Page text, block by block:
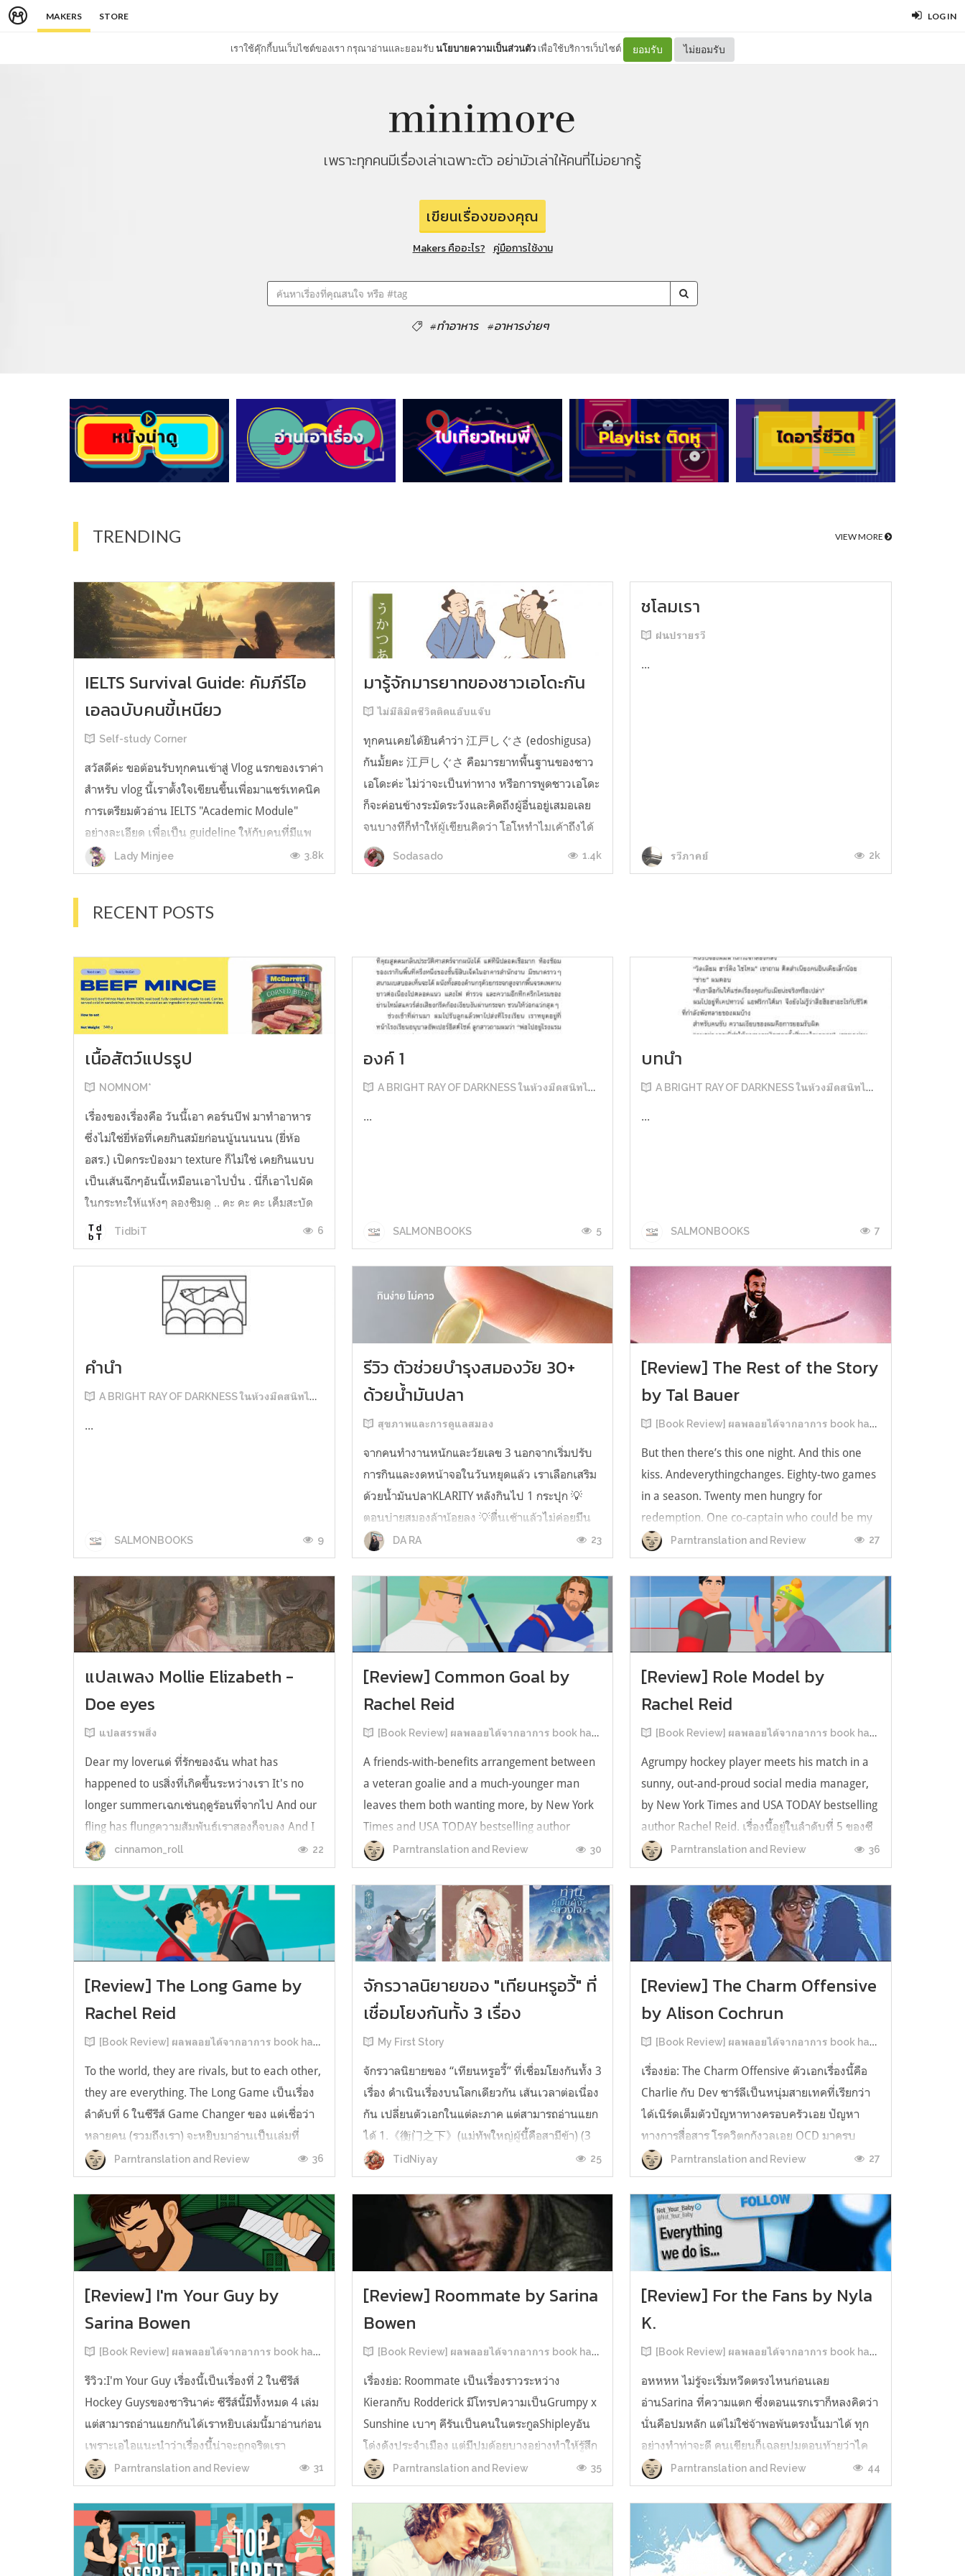
MAKERS STORE LOG IN
เราใช้คุ๊กกี้บนเว็บไซต์ของเรา กรุณาอ่านและยอมรับนโยบายความเป็นส่วนตัว เพื่อใช้บริการเว็บไซต์ ยอมรับ ไม่ยอมรับ
เพราะทุกคนมีเรื่องเล่าเฉพาะตัว อย่ามัวเล่าให้คนที่ไม่อยากรู้
เขียนเรื่องของคุณ
Makers คืออะไร? คู่มือการใช้งาน
#ทำอาหาร #อาหารง่ายๆ
TRENDING VIEW MORE
IELTS Survival Guide: คัมภีร์ไอ
เอลฉบับคนขี้เหนียว
Self-study Corner
สวัสดีค่ะ ขอต้อนรับทุกคนเข้าสู่ Vlog แรกของเราค่า
สำหรับ vlog นี้เราตั้งใจเขียนขึ้นเพื่อมาแชร์เทคนิค
การเตรียมตัวอ่าน IELTS "Academic Module"
อย่างละเอียด เพื่อเป็น guideline ให้กับคนที่มีแพ
ลนจะสอบแต่ไม่รู้ต้องเริ่มตรงไหน หรืออยากจะได้
ข้อมูลเพิ่มเติมมาเสริมความมั่นใจจากที่ตัวเองเรียน
Lady Minjee 3.8k
มารู้จักมารยาทของชาวเอโดะกัน
ไม่มีลิมิตชีวิตติดแอ๊บแจ๊บ
ทุกคนเคยได้ยินคำว่า 江戸しぐさ (edoshigusa)
กันมั้ยคะ 江戸しぐさ คือมารยาทพื้นฐานของชาว
เอโดะค่ะ ไม่ว่าจะเป็นท่าทาง หรือการพูดชาวเอโดะ
ก็จะค่อนข้างระมัดระวังและคิดถึงผู้อื่นอยู่เสมอเลย
จนบางทีก็ทำให้ผู้เขียนคิดว่า โอโหทำไมเค้าถึงได้
คิดถึงคนอื่นได้ขนาดนี้นะอยากรู้มั้ยคะว่าชาวเอโดะ
มารยาทดีขนาดไหน มาลองอ่านกันได้เ...
Sodasado 1.4k
ชโลมเรา
ฝนปรายรวี
...
รวีภาคย์ 2k
RECENT POSTS
เนื้อสัตว์แปรรูป
NOMNOM*
เรื่องของเรื่องคือ วันนี้เอา คอร์นบีฟ มาทำอาหาร
ซึ่งไม่ใช่ยี่ห้อที่เคยกินสมัยก่อนนู้นนนนน (ยี่ห้อ
อสร.) เปิดกระป๋องมา texture ก็ไม่ใช่ เคยกินแบบ
เป็นเส้นฉีกๆอันนี้เหมือนเอาไปปั่น . นี่ก็เอาไปผัด
ในกระทะให้แห้งๆ ลองชิมดู .. คะ คะ คะ เค็มสะบัด
O o" ... แบบใช้โควต้ากินโซเดียมทั้งสัปดาห์
ต้องหาผักนึ่ง ...
TidbiT 6
องค์ 1
A BRIGHT RAY OF DARKNESS ในห้วงมืดสนิทไม่มิดแสง
...
SALMONBOOKS 5
บทนำ
A BRIGHT RAY OF DARKNESS ในห้วงมืดสนิทไม่มิดแสง
...
SALMONBOOKS 7
คำนำ
A BRIGHT RAY OF DARKNESS ในห้วงมืดสนิทไม่มิดแสง
...
SALMONBOOKS 9
รีวิว ตัวช่วยบำรุงสมองวัย 30+
ด้วยน้ำมันปลา
สุขภาพและการดูแลสมอง
จากคนทำงานหนักและวัยเลข 3 นอกจากเริ่มปรับ
การกินและงดหน้าจอในวันหยุดแล้ว เราเลือกเสริม
ด้วยน้ำมันปลาKLARITY หลังกินไป 1 กระปุก 💡
ตอนบ่ายสมองล้าน้อยลง 💡ตื่นเช้าแล้วไม่ค่อยมึน
หัว 💡ไอเดียไม่ตัน ยิ่งทำงานสาย Content แนะนำ
ว่าควรมี ชอบตรงที่ไม่มีกลิ่นคาวเลย กินง่ายสุด
ตั้งแต่เคยกินน้ำมันปลามาเลย ใครที่เคยกิ...
DA RA 23
[Review] The Rest of the Story
by Tal Bauer
[Book Review] ผลพลอยได้จากอาการ book hangover หลังอ่านสารพัน MM Romance
But then there’s this one night. And this one
kiss. Andeverythingchanges. Eighty-two games
in a season. Twenty men hungry for
redemption. One co-captain who could be my
forever. This is the rest of the story. หลังอ่าน
แบบฟีลกู้ดติดๆ กันแล้ว เลยอยากได้ความแสบ
ทรวงในชีวิตบ้าง (หาเรื่อง!) เล่มนี้คู่หูเอ...
Parntranslation and Review 27
แปลเพลง Mollie Elizabeth -
Doe eyes
แปลสรรพสิ่ง
Dear my loverแด่ ที่รักของฉัน what has
happened to usสิ่งที่เกิดขึ้นระหว่างเรา It's no
longer summerเฉกเช่นฤดูร้อนที่จากไป And our
fling has flungความสัมพันธ์เราสองก็จบลง And I
still spin your recordsแต่ฉันยังเล่นเพลงโปรดของ
คุณบนแผ่นเสียงไวนิล And You still feel like
homeในใจฉัน ตัวตนคุณก็ยังอบอ...
cinnamon_roll 22
[Review] Common Goal by
Rachel Reid
[Book Review] ผลพลอยได้จากอาการ book hangover หลังอ่านสารพัน MM Romance
A friends-with-benefits arrangement between
a veteran goalie and a much-younger man
leaves them both wanting more, by New York
Times and USA TODAY bestselling author
Rachel Reid. เป็นเรื่องลำดับที่ 4ในซีรีส์ Game
Changer และเป็นเล่มที่ 4 ที่เราหยิบมาอ่าน ใน
ที่สุดลำดับเรื่องกับลำดับที่หยิบอ่านก็ตรงกั...
Parntranslation and Review 30
[Review] Role Model by
Rachel Reid
[Book Review] ผลพลอยได้จากอาการ book hangover หลังอ่านสารพัน MM Romance
Agrumpy hockey player meets his match in a
sunny, out-and-proud social media manager,
by New York Times and USA TODAY bestselling
author Rachel Reid. เรื่องนี้อยู่ในลำดับที่ 5 ของซี
รีส์ Game Changer แต่เป็นเรื่องที่ 3 ที่เราหยิบมา
อ่าน เพราะเห็นว่าเป็นเรื่องในไทม์ไลน์เดียวกันกับ
TheLong Game ประกอบกั...
Parntranslation and Review 36
[Review] The Long Game by
Rachel Reid
[Book Review] ผลพลอยได้จากอาการ book hangover หลังอ่านสารพัน MM Romance
To the world, they are rivals, but to each other,
they are everything. The Long Game เป็นเรื่อง
ลำดับที่ 6 ในซีรีส์ Game Changer ของ แต่เชื่อว่า
หลายคน (รวมถึงเรา) จะหยิบมาอ่านเป็นเล่มที่
2หลังจากอ่าน Heated Rivalry มา555 เรื่องย่อ:
The Long Game เล่ม Long Game นี่จะเป็น
ประมาณ2 ปีหลังจาก HR จะดำเนินเ...
Parntranslation and Review 36
จักรวาลนิยายของ "เทียนหรูอวี้" ที่
เชื่อมโยงกันทั้ง 3 เรื่อง
My First Story
จักรวาลนิยายของ “เทียนหรูอวี้” ที่เชื่อมโยงกันทั้ง 3
เรื่อง ดำเนินเรื่องบนโลกเดียวกัน เส้นเวลาต่อเนื่อง
กัน เปลี่ยนตัวเอกในแต่ละภาค แต่สามารถอ่านแยก
ได้ 1.《衡门之下》(แม่ทัพใหญ่ผู้นี้คือสามีข้า) (3
เล่มจบ) เป็นเรื่องที่เกิดก่อน เล่าเรื่องของ ฝูถิง กับ
หลี่ชีฉือ ที่ต้องแต่งงานกันก่อนจะใช้ชีวิตห่างไกล
TidNiyay 25
[Review] The Charm Offensive
by Alison Cochrun
[Book Review] ผลพลอยได้จากอาการ book hangover หลังอ่านสารพัน MM Romance
เรื่องย่อ: The Charm Offensive ตัวเอกเรื่องนี้คือ
Charlie กับ Dev ชาร์ลีเป็นหนุ่มสายเทคที่เรียกว่า
ได้เนิร์ดเต็มตัวปัญหาทางครอบครัวเอย ปัญหา
ทางการสื่อสาร โรควิตกกังวลเอย OCD มาครบ
เรียกได้ว่าครบองค์ประกอบความโอตะ เขาทั้งไม่
เชื่อในรักแท้ ไม่เคยมีความสัมพันธ์ในเชิงโรแมนติก
กับใคร หรืออาจเรียกว่าไม่เคยรู...
Parntranslation and Review 27
[Review] I'm Your Guy by
Sarina Bowen
[Book Review] ผลพลอยได้จากอาการ book hangover หลังอ่านสารพัน MM Romance
รีวิว:I'm Your Guy เรื่องนี้เป็นเรื่องที่ 2 ในซีรีส์
Hockey Guysของซารินาค่ะ ซีรีส์นี้มีทั้งหมด 4 เล่ม
แต่สามารถอ่านแยกกันได้เราหยิบเล่มนี้มาอ่านก่อน
เพราะเอไอแนะนำว่าเรื่องนี้น่าจะถูกจริตเรา
มากกว่า555 เรื่องนี้เป็นเรื่องราวของ TOMMASO
นักกีฬาฮอกกี้ NHL กับ Carter มัณฑนากรมือฉมัง
ทอมมาโซเพิ่งโดนเทร...
Parntranslation and Review 31
[Review] Roommate by Sarina
Bowen
[Book Review] ผลพลอยได้จากอาการ book hangover หลังอ่านสารพัน MM Romance
เรื่องย่อ: Roommate เป็นเรื่องราวระหว่าง
Kieranกับ Rodderick มีโทรปความเป็นGrumpy x
Sunshine เบาๆ คีรันเป็นคนในตระกูลShipleyอัน
โด่งดังประจำเมือง แต่มีปมด้อยบางอย่างทำให้รู้สึก
ว่าพ่อรักพี่ชายมากกว่าตัวเองเสมอ จึงดิ้นรนอยาก
ออกมาอยู่คนเดียวเพื่อให้หลุดจากอิทธิพลของที่
บ้าน และไล่ตามความฝันการเป็นกราฟฟิ...
Parntranslation and Review 35
[Review] For the Fans by Nyla
K.
[Book Review] ผลพลอยได้จากอาการ book hangover หลังอ่านสารพัน MM Romance
อหหหห ไม่รู้จะเริ่มหวีดตรงไหนก่อนเลย
อ่านSarina ที่ความแตก ซึ่งตอนแรกเราก็หลงคิดว่า
นั่นคือปมหลัก แต่ไม่ใช่จ้าพอพ้นตรงนั้นมาได้ ทุก
อย่างทำท่าจะดี คนเขียนก็เฉลยปมตอนท้ายว่าไค
รันเคยเจออะไรมาในอดีตเท่านั้นแหละ คดีพลิกใน
ทันใด!!! ตรงนี้เป็นNarrative Escalation ที่ชอบ
มาก ทำให้รู้สึกเหมือนคนเขียนวางแผนไว้ตั...
Parntranslation and Review 44